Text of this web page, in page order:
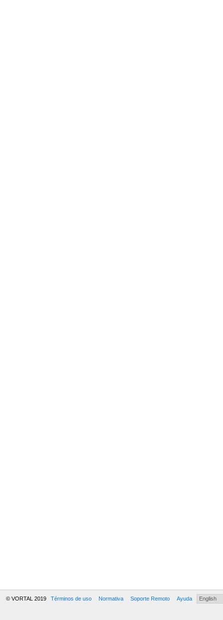
© VORTAL 2019 Términos de uso Normativa Soporte Remoto Ayuda